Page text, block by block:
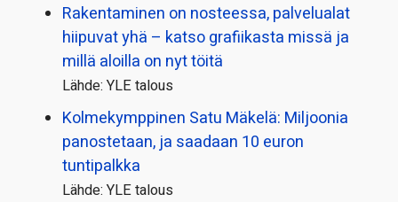
Rakentaminen on nosteessa, palvelualat
hiipuvat yhä – katso grafiikasta missä ja
millä aloilla on nyt töitä
Lähde: YLE talous
Kolmekymppinen Satu Mäkelä: Miljoonia
panostetaan, ja saadaan 10 euron
tuntipalkka
Lähde: YLE talous